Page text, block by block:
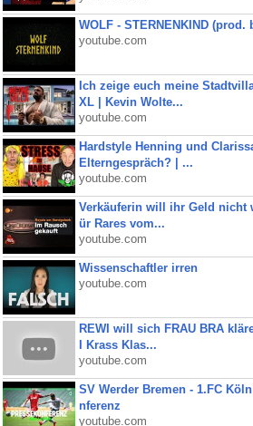
WOLF - STERNENKIND (prod.
youtube.com
Ich zeige euch meine
XL | Kevin Wolte...
youtube.com
Hardstyle Henning und
Elterngespräch? | ...
youtube.com
Verkäuferin will ihr Geld nicht
ür Rares vom...
youtube.com
Wissenschaftler irren
youtube.com
REWI will sich FRAU BRA
I Krass Klas...
youtube.com
SV Werder Bremen - 1.FC
nferenz
youtube.com